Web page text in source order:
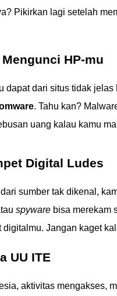
Pikirkan lagi setelah
HP-mu
dapat dari situs tidak
. Tahu kan?
uang kalau kamu
Digital Ludes
sumber tak dikenal,
spyware bisa merekam
Jangan kaget
UU ITE
aktivitas mengakses,